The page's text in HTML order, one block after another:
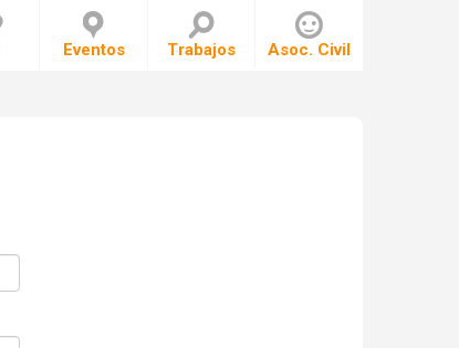
Eventos Trabajos Asoc. Civil